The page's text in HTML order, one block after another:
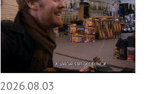
2026.08.03